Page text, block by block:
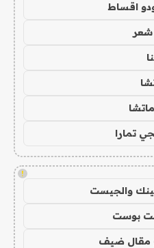
اقساط
شعر
تمارا
!
والجيست
بوست